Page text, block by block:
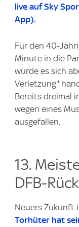
live auf Sky
App).
Für den 40-
Minute in die
würde es sich
Verletzung"
Bereits dreimal
wegen eines
ausgefallen.
13.
DFB-
Neuers Zukunft
Torhüter hat